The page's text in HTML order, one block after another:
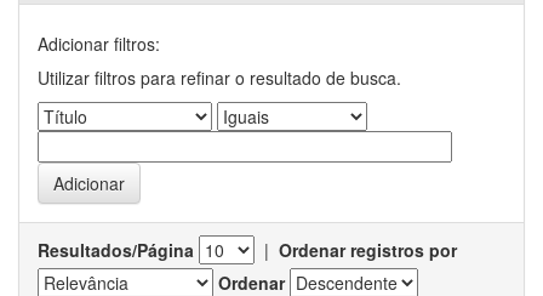
Adicionar filtros:
Utilizar filtros para refinar o resultado de busca.
Resultados/Página | Ordenar registros por
Ordenar